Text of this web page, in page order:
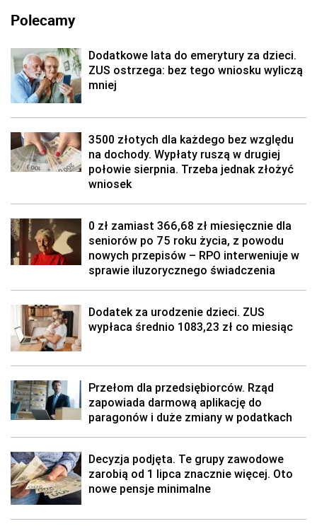
Polecamy
Dodatkowe lata do emerytury za dzieci.
ZUS ostrzega: bez tego wniosku wyliczą
mniej
3500 złotych dla każdego bez względu
na dochody. Wypłaty ruszą w drugiej
połowie sierpnia. Trzeba jednak złożyć
wniosek
0 zł zamiast 366,68 zł miesięcznie dla
seniorów po 75 roku życia, z powodu
nowych przepisów – RPO interweniuje w
sprawie iluzorycznego świadczenia
Dodatek za urodzenie dzieci. ZUS
wypłaca średnio 1083,23 zł co miesiąc
Przełom dla przedsiębiorców. Rząd
zapowiada darmową aplikację do
paragonów i duże zmiany w podatkach
Decyzja podjęta. Te grupy zawodowe
zarobią od 1 lipca znacznie więcej. Oto
nowe pensje minimalne